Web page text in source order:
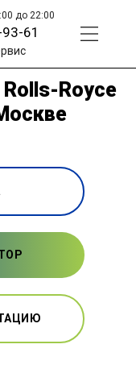
до 22:00
61
Royce